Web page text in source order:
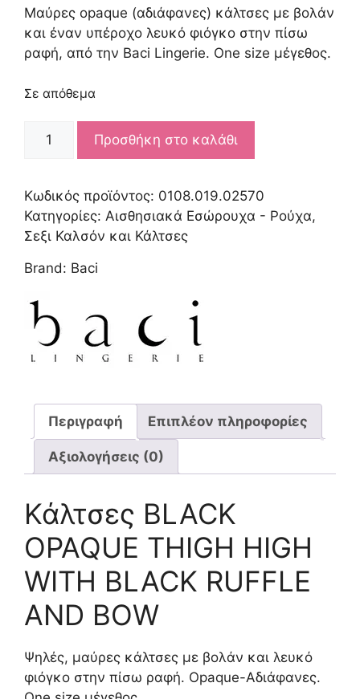
Μαύρες οpaque (αδιάφανες) κάλτσες με βολάν
και έναν υπέροχο λευκό φιόγκο στην πίσω
ραφή, από την Baci Lingerie. One size μέγεθος.
Σε απόθεμα
BACI
THIGH
HI
W.
RUFFLE
ποσότητα
Προσθήκη στο καλάθι
Κωδικός προϊόντος: 0108.019.02570
Κατηγορίες: Αισθησιακά Εσώρουχα - Ρούχα,
Σεξι Καλσόν και Κάλτσες
Brand: Baci
Περιγραφή Επιπλέον πληροφορίες
Αξιολογήσεις (0)
Κάλτσες BLACK
OPAQUE THIGH HIGH
WITH BLACK RUFFLE
AND BOW
Ψηλές, μαύρες κάλτσες με βολάν και λευκό
φιόγκο στην πίσω ραφή. Opaque-Αδιάφανες.